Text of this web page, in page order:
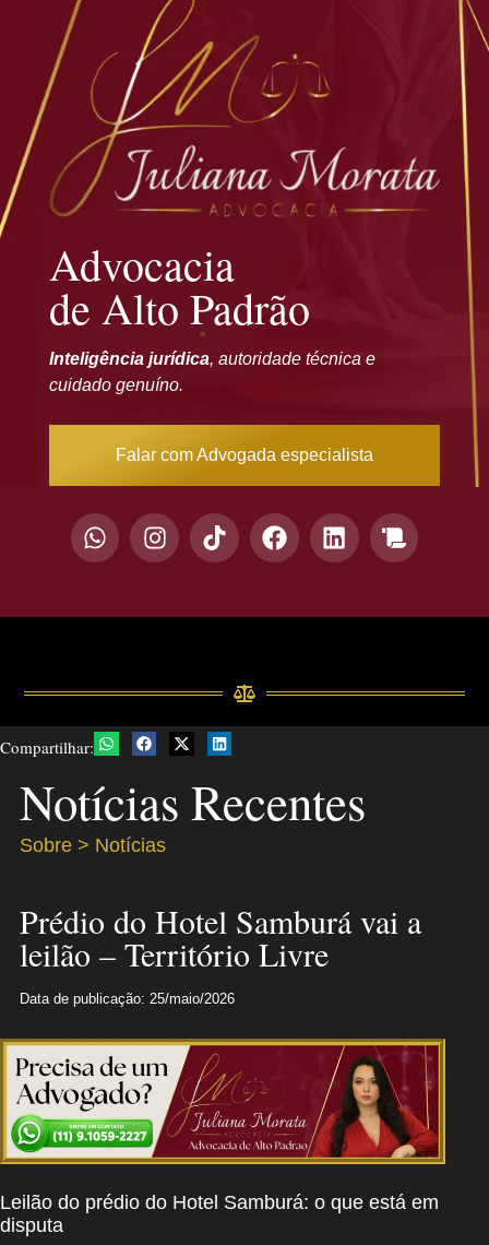
Advocacia
de Alto Padrão
Inteligência jurídica, autoridade técnica e
cuidado genuíno.
Falar com Advogada especialista
Compartilhar:
Notícias Recentes
Sobre > Notícias
Prédio do Hotel Samburá vai a
leilão – Território Livre
Data de publicação: 25/maio/2026
Leilão do prédio do Hotel Samburá: o que está em
disputa